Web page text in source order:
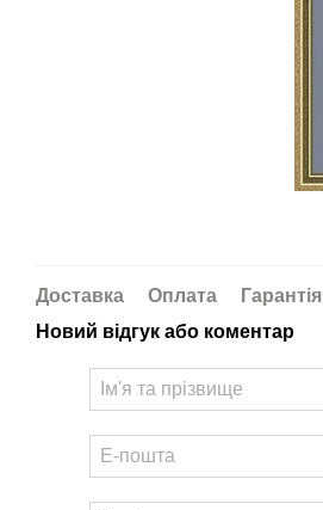
Доставка Оплата
Гарантія
Новий відгук або коментар